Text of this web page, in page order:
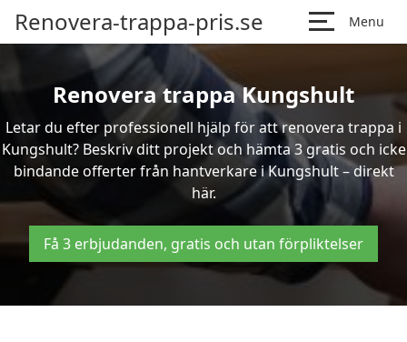
Renovera-trappa-pris.se Menu
Renovera trappa Kungshult
Letar du efter professionell hjälp för att renovera trappa i
Kungshult? Beskriv ditt projekt och hämta 3 gratis och icke
bindande offerter från hantverkare i Kungshult – direkt
här.
Få 3 erbjudanden, gratis och utan förpliktelser